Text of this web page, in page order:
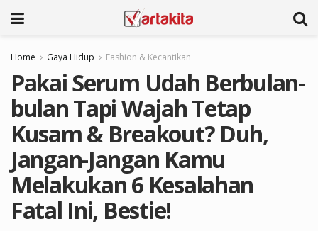
Home Gaya Hidup Fashion & Kecantikan
Pakai Serum Udah Berbulan-
bulan Tapi Wajah Tetap
Kusam & Breakout? Duh,
Jangan-Jangan Kamu
Melakukan 6 Kesalahan
Fatal Ini, Bestie!